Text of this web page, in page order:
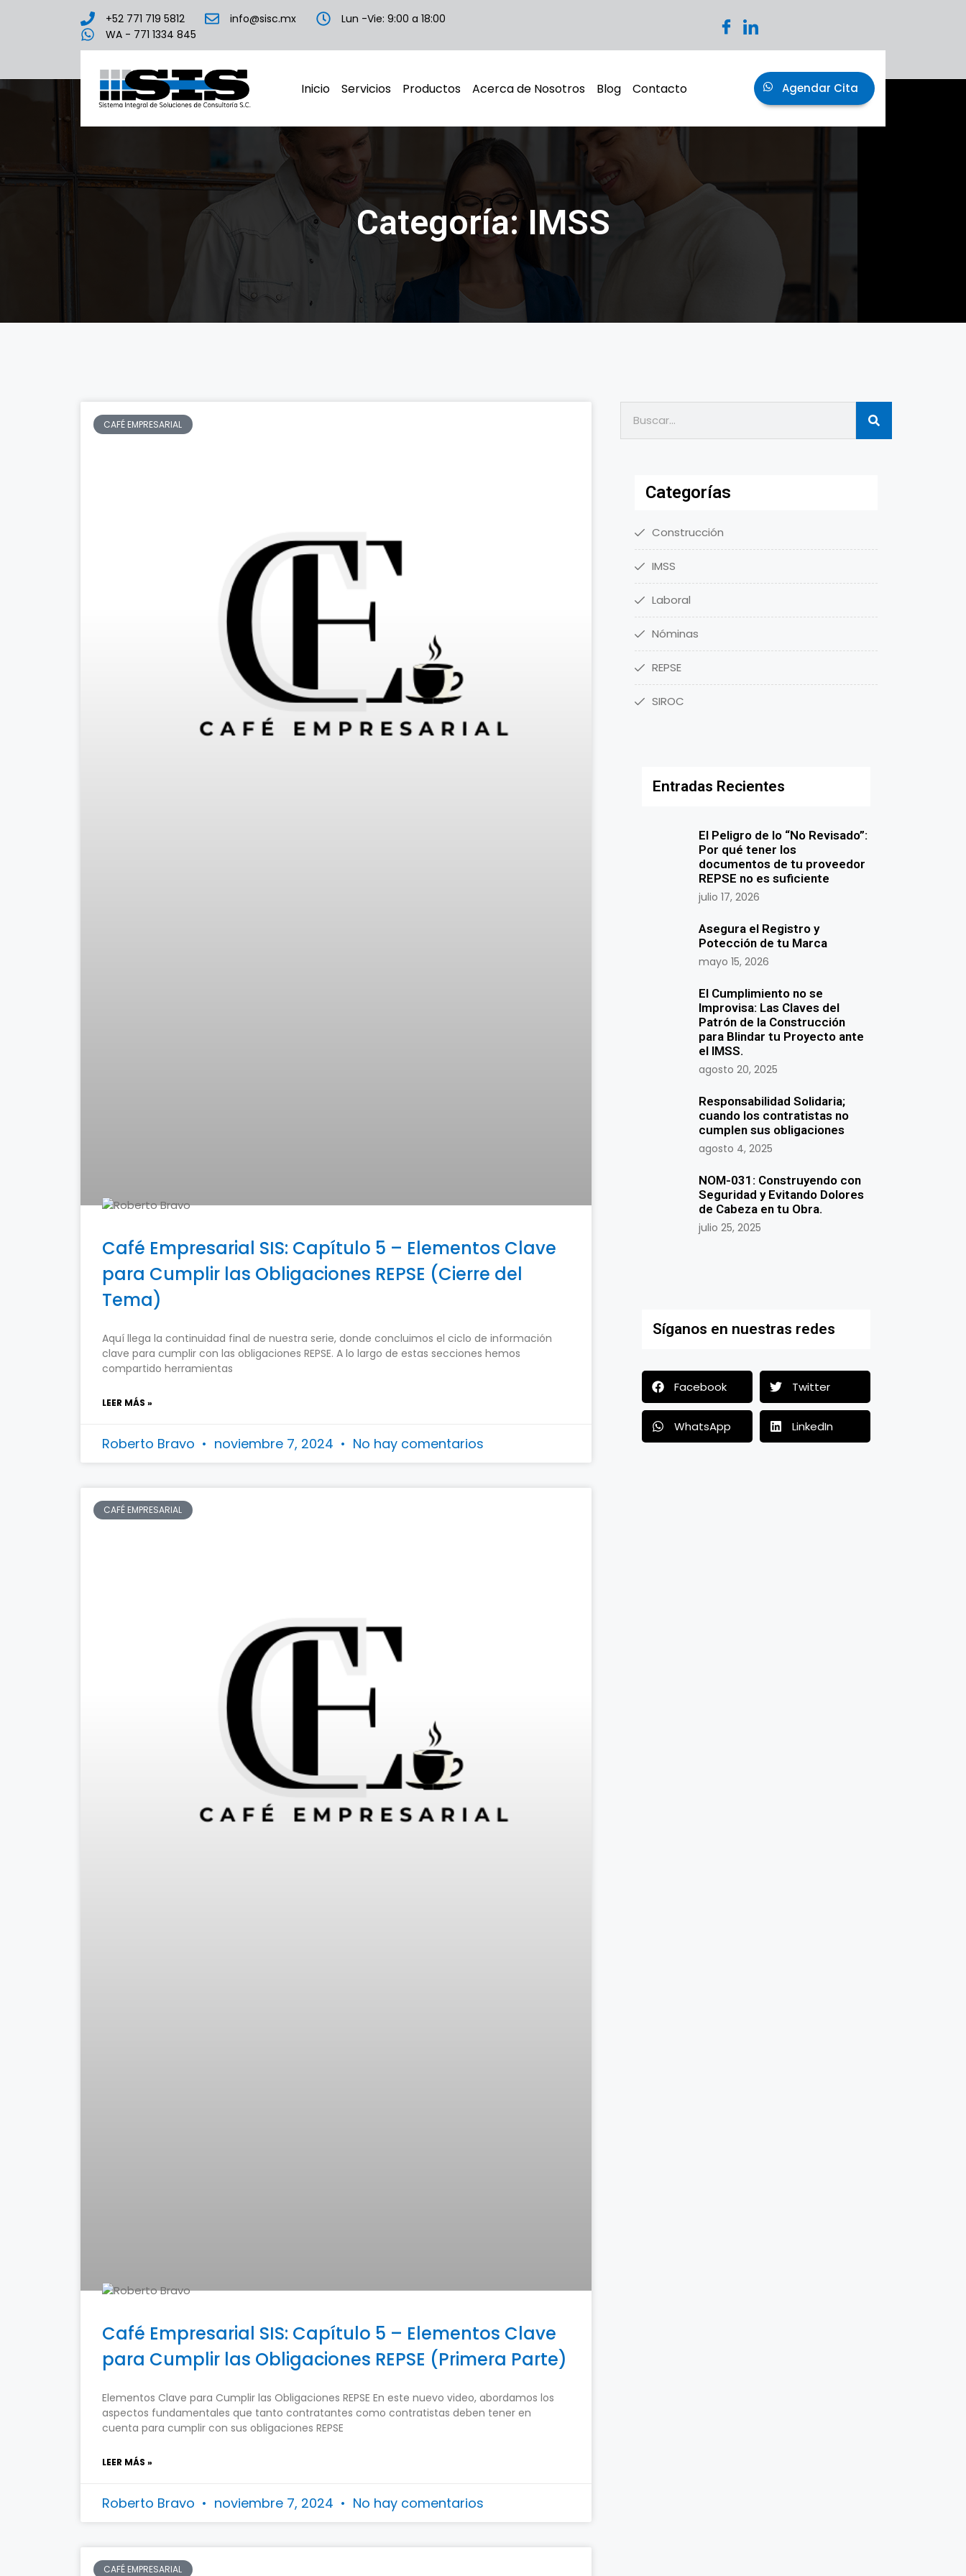
+52 771 719 5812 info@sisc.mx
Lun -Vie: 9:00 a 18:00
WA - 771 1334 845
Inicio Servicios Productos Acerca de Nosotros Blog Contacto Agendar Cita
Categoría: IMSS
CAFÉ EMPRESARIAL
Café Empresarial SIS: Capítulo 5 – Elementos Clave
para Cumplir las Obligaciones REPSE (Cierre del
Tema)
Aquí llega la continuidad final de nuestra serie, donde concluimos el ciclo de información
clave para cumplir con las obligaciones REPSE. A lo largo de estas secciones hemos
compartido herramientas
LEER MÁS »
Roberto Bravo noviembre 7, 2024 No hay comentarios
CAFÉ EMPRESARIAL
Café Empresarial SIS: Capítulo 5 – Elementos Clave
para Cumplir las Obligaciones REPSE (Primera Parte)
Elementos Clave para Cumplir las Obligaciones REPSE En este nuevo video, abordamos los
aspectos fundamentales que tanto contratantes como contratistas deben tener en
cuenta para cumplir con sus obligaciones REPSE
LEER MÁS »
Roberto Bravo noviembre 7, 2024 No hay comentarios
CAFÉ EMPRESARIAL
Categorías
Construcción
IMSS
Laboral
Nóminas
REPSE
SIROC
Entradas Recientes
El Peligro de lo “No Revisado”:
Por qué tener los
documentos de tu proveedor
REPSE no es suficiente
julio 17, 2026
Asegura el Registro y
Potección de tu Marca
mayo 15, 2026
El Cumplimiento no se
Improvisa: Las Claves del
Patrón de la Construcción
para Blindar tu Proyecto ante
el IMSS.
agosto 20, 2025
Responsabilidad Solidaria;
cuando los contratistas no
cumplen sus obligaciones
agosto 4, 2025
NOM-031: Construyendo con
Seguridad y Evitando Dolores
de Cabeza en tu Obra.
julio 25, 2025
Síganos en nuestras redes
Facebook Twitter
WhatsApp LinkedIn